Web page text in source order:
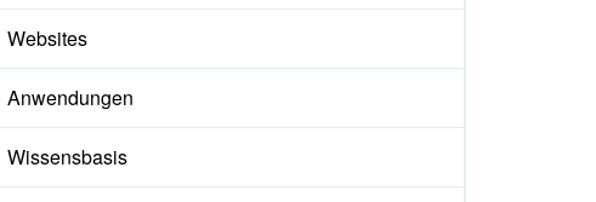
Websites
Anwendungen
Wissensbasis